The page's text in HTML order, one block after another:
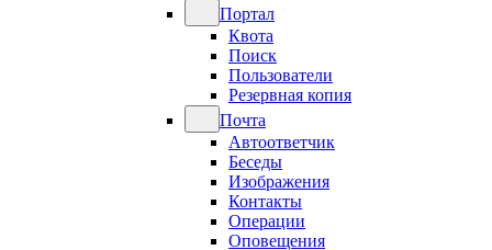
Портал
Квота
Поиск
Пользователи
Резервная копия
Почта
Автоответчик
Беседы
Изображения
Контакты
Операции
Оповещения